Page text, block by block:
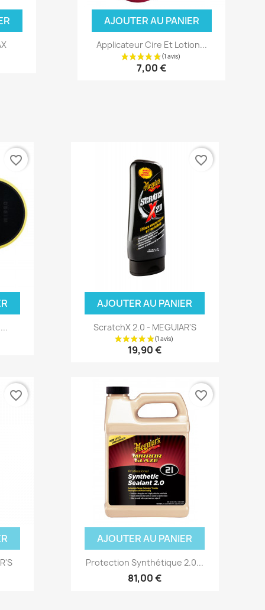
AJOUTER AU PANIER
Applicateur Cire Et Lotion...
7,00 €
favorite_border
AJOUTER AU PANIER
ScratchX 2.0 - MEGUIAR'S
19,90 €
favorite_border
favorite_border
AJOUTER AU PANIER
Protection Synthétique 2.0...
81,00 €
favorite_border